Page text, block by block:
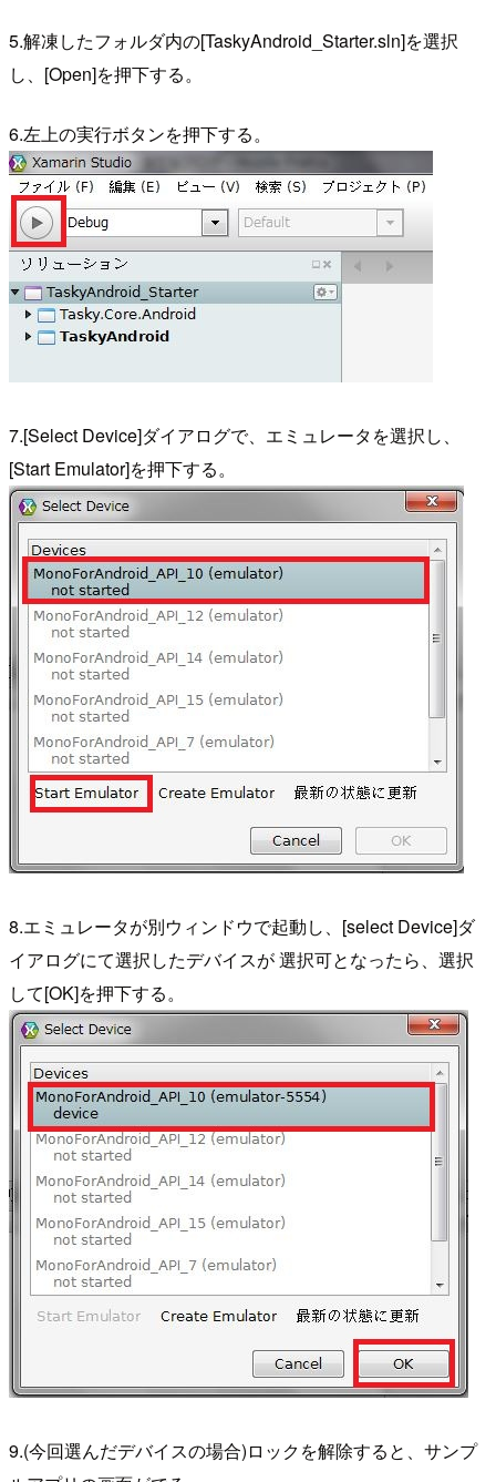
5.解凍したフォルダ内の[TaskyAndroid_Starter.sln]を選択
し、[Open]を押下する。
6.左上の実行ボタンを押下する。
7.[Select Device]ダイアログで、エミュレータを選択し、
[Start Emulator]を押下する。
8.エミュレータが別ウィンドウで起動し、[select Device]ダ
イアログにて選択したデバイスが 選択可となったら、選択
して[OK]を押下する。
9.(今回選んだデバイスの場合)ロックを解除すると、サンプ